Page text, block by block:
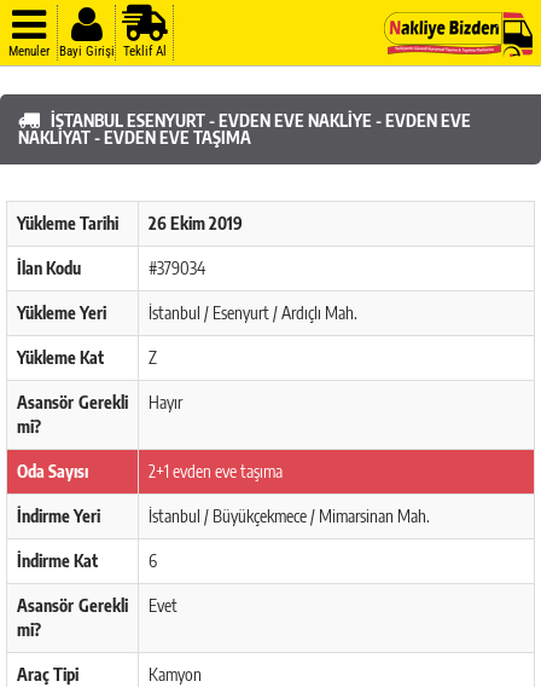
Menuler Bayi Girişi Teklif Al
İSTANBUL ESENYURT - EVDEN EVE NAKLIYE - EVDEN EVE
NAKLIYAT - EVDEN EVE TAŞIMA
Yükleme Tarihi 26 Ekim 2019
İlan Kodu #379034
Yükleme Yeri İstanbul / Esenyurt / Ardıçlı Mah.
Yükleme Kat Z
Asansör Gerekli
mi?
Hayır
Oda Sayısı 2+1 evden eve taşıma
İndirme Yeri İstanbul / Büyükçekmece / Mimarsinan Mah.
İndirme Kat 6
Asansör Gerekli
mi?
Evet
Araç Tipi Kamyon